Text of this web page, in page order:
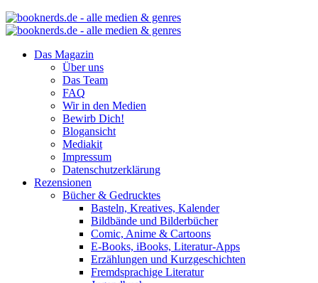
Das Magazin
Über uns
Das Team
FAQ
Wir in den Medien
Bewirb Dich!
Blogansicht
Mediakit
Impressum
Datenschutzerklärung
Rezensionen
Bücher & Gedrucktes
Basteln, Kreatives, Kalender
Bildbände und Bilderbücher
Comic, Anime & Cartoons
E-Books, iBooks, Literatur-Apps
Erzählungen und Kurzgeschichten
Fremdsprachige Literatur